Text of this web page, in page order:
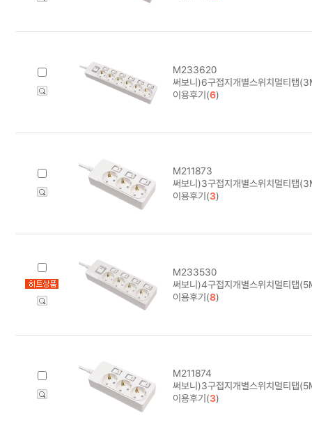
M233620
써보니)6구접지개별스위치멀티
이용후기(6)
M211873
써보니)3구접지개별스위치멀티
이용후기(3)
M233530
써보니)4구접지개별스위치멀티탭
이용후기(8)
M211874
써보니)3구접지개별스위치멀티탭
이용후기(3)